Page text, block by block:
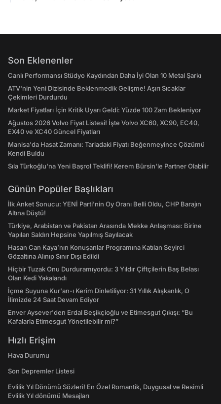
Son Eklenenler
Canlı Performansı Stüdyo Kaydından Daha İyi Olan 10 Metal Şarkı
ATV'nin Yeni Dizisinde Beklenmedik Gelişme! Aşırı Sıcaklar
Çekimleri Durdurdu
Market Fiyatları İçin Kritik Uyarı Geldi: Yüzde 100 Zam Bekleniyor
Ağustos 2026 Volvo Fiyat Listesi! İşte Volvo XC60, XC90, EC40,
EX40 ve XC40 Güncel Fiyatları
Manisa'da Hasat Zamanı: Tarladaki Fiyatı Beğenmeyince Çözümü
Kendi Buldu
Sıla Türkoğlu'na Yeni Başrol Teklifi! Kerem Bürsin'le Partner Olabilir
Günün Popüler Başlıkları
İlk Anket Sonucu: YENİ Parti'nin Oy Oranı Belli Oldu, CHP Barajın
Altına Düştü!
Türkiye, Arabistan ve Pakistan Arasında Mekke Anlaşması: Birine
Yapılan Saldırı Hepsine Yapılmış Sayılacak
Hasan Can Kaya’nın Konuşanlar Programına Katılan Seyirci
Gözaltına Alınıp Sınır Dışı Edildi
Hiçbir Tuzak Onu Durduramıyordu: 3 Yıldır Çiftçilerin Baş Belası
Olan Kedi Yakalandı
İçme Suyuna Kur'an-ı Kerim Dinletiliyor: 31 Yıllık Alışkanlık, O
İlimizde 24 Saat Devam Ediyor
Enver Aysever'den Erdal Beşikçioğlu ve Etimesgut Çıkışı: “Bu
Kafalarla Etimesgut Yönetilebilir mi?”
Hızlı Erişim
Hava Durumu
Son Depremler Listesi
Evlilik Yıl Dönümü Sözleri! En Özel Romantik, Duygusal ve Resimli
Evlilik Yıl dönümü Mesajları